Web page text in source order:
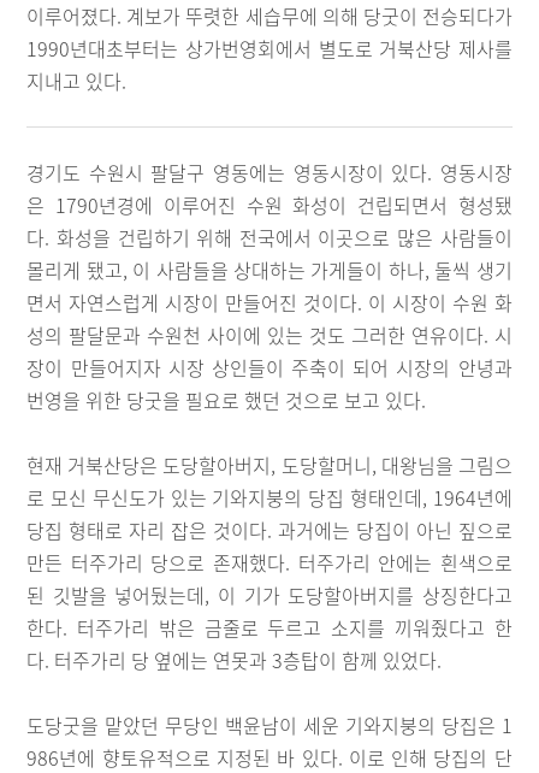
이루어졌다. 계보가 뚜렷한 세습무에 의해 당굿이 전승되다가
1990년대초부터는 상가번영회에서 별도로 거북산당 제사를
지내고 있다.
경기도 수원시 팔달구 영동에는 영동시장이 있다. 영동시장
은 1790년경에 이루어진 수원 화성이 건립되면서 형성됐
다. 화성을 건립하기 위해 전국에서 이곳으로 많은 사람들이
몰리게 됐고, 이 사람들을 상대하는 가게들이 하나, 둘씩 생기
면서 자연스럽게 시장이 만들어진 것이다. 이 시장이 수원 화
성의 팔달문과 수원천 사이에 있는 것도 그러한 연유이다. 시
장이 만들어지자 시장 상인들이 주축이 되어 시장의 안녕과
번영을 위한 당굿을 필요로 했던 것으로 보고 있다.
현재 거북산당은 도당할아버지, 도당할머니, 대왕님을 그림으
로 모신 무신도가 있는 기와지붕의 당집 형태인데, 1964년에
당집 형태로 자리 잡은 것이다. 과거에는 당집이 아닌 짚으로
만든 터주가리 당으로 존재했다. 터주가리 안에는 흰색으로
된 깃발을 넣어뒀는데, 이 기가 도당할아버지를 상징한다고
한다. 터주가리 밖은 금줄로 두르고 소지를 끼워줬다고 한
다. 터주가리 당 옆에는 연못과 3층탑이 함께 있었다.
도당굿을 맡았던 무당인 백윤남이 세운 기와지붕의 당집은 1
986년에 향토유적으로 지정된 바 있다. 이로 인해 당집의 단